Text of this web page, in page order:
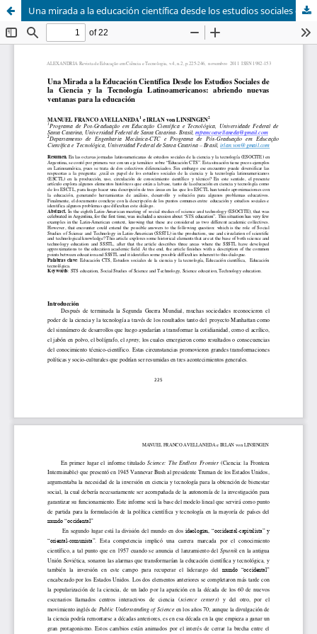
Una mirada a la educación científica desde los estudios sociales de la ciencia y la tecnología latinoamericanos: abriendo nuevas ventanas para la educación